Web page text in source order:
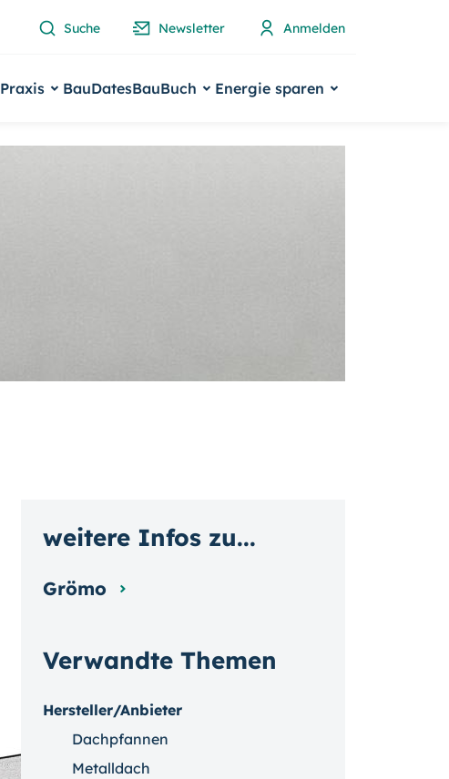
Suche Newsletter Anmelden
Praxis BauDatesBauBuch Energie sparen
Verwandte Themen
Hersteller/Anbieter
Dachpfannen
Metalldach
weitere Infos zu...
Grömo